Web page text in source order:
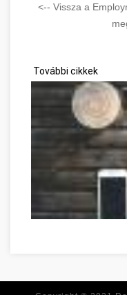
<-- Vissza a
További cikkek
Réponses à toutes